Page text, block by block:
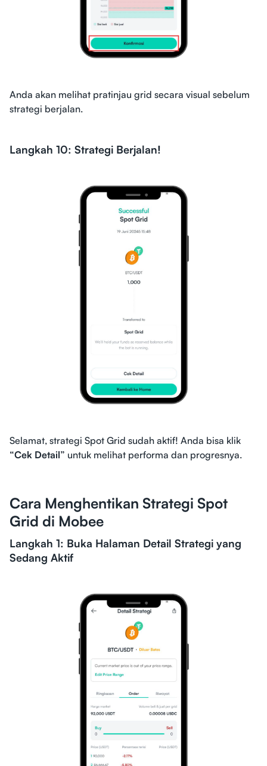
Anda akan melihat pratinjau grid secara visual sebelum
strategi berjalan.
Langkah 10: Strategi Berjalan!
Selamat, strategi Spot Grid sudah aktif! Anda bisa klik
“Cek Detail” untuk melihat performa dan progresnya.
Cara Menghentikan Strategi Spot
Grid di Mobee
Langkah 1: Buka Halaman Detail Strategi yang
Sedang Aktif